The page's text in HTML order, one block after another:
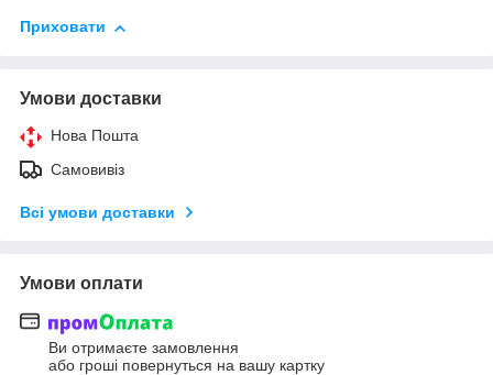
Приховати
Умови доставки
Нова Пошта
Самовивіз
Всі умови доставки
Умови оплати
Ви отримаєте замовлення
або гроші повернуться на вашу картку